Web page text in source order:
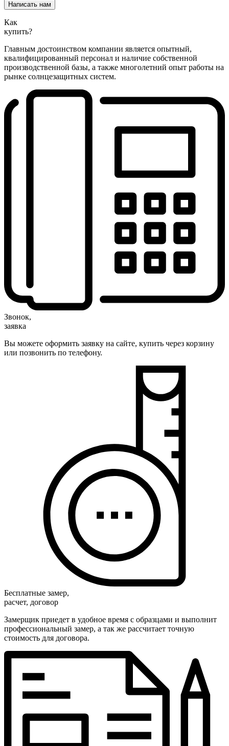
Написать нам
Как
купить?
Главным достоинством компании является опытный,
квалифицированный персонал и наличие собственной
производственной базы, а также многолетний опыт работы на
рынке солнцезащитных систем.
Звонок,
заявка
Вы можете оформить заявку на сайте, купить через корзину
или позвонить по телефону.
Бесплатные замер,
расчет, договор
Замерщик приедет в удобное время с образцами и выполнит
профессиональный замер, а так же рассчитает точную
стоимость для договора.